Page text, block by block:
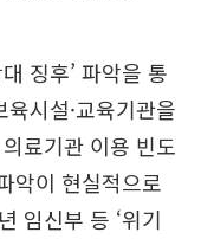
징후’ 파악을 통
시설·교육기관을
료기관 이용 빈도
악이 현실적으로
임신부 등 ‘위기